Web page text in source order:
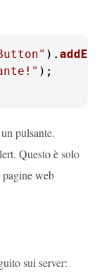
).
);
pulsante.
Questo è solo
pagine web
sui server: